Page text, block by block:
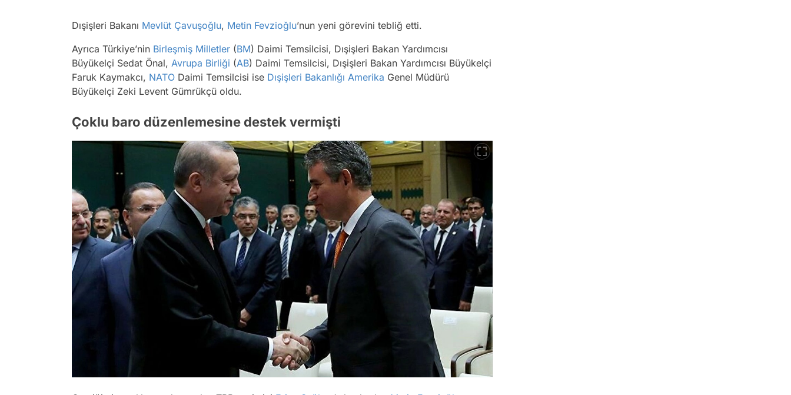
Dışişleri Bakanı Mevlüt Çavuşoğlu, Metin Fevzioğlu’nun yeni görevini tebliğ etti.
Ayrıca Türkiye’nin Birleşmiş Milletler (BM) Daimi Temsilcisi, Dışişleri Bakan Yardımcısı
Büyükelçi Sedat Önal, Avrupa Birliği (AB) Daimi Temsilcisi, Dışişleri Bakan Yardımcısı Büyükelçi
Faruk Kaymakcı, NATO Daimi Temsilcisi ise Dışişleri Bakanlığı Amerika Genel Müdürü
Büyükelçi Zeki Levent Gümrükçü oldu.
Çoklu baro düzenlemesine destek vermişti